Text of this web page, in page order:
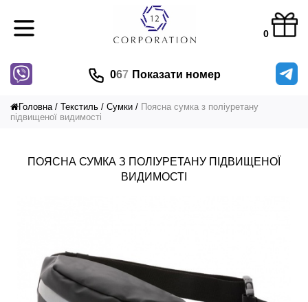
0
067 Показати номер
Головна Текстиль Сумки
Поясна сумка з поліуретану
підвищеної видимості
ПОЯСНА СУМКА З ПОЛІУРЕТАНУ ПІДВИЩЕНОЇ
ВИДИМОСТІ